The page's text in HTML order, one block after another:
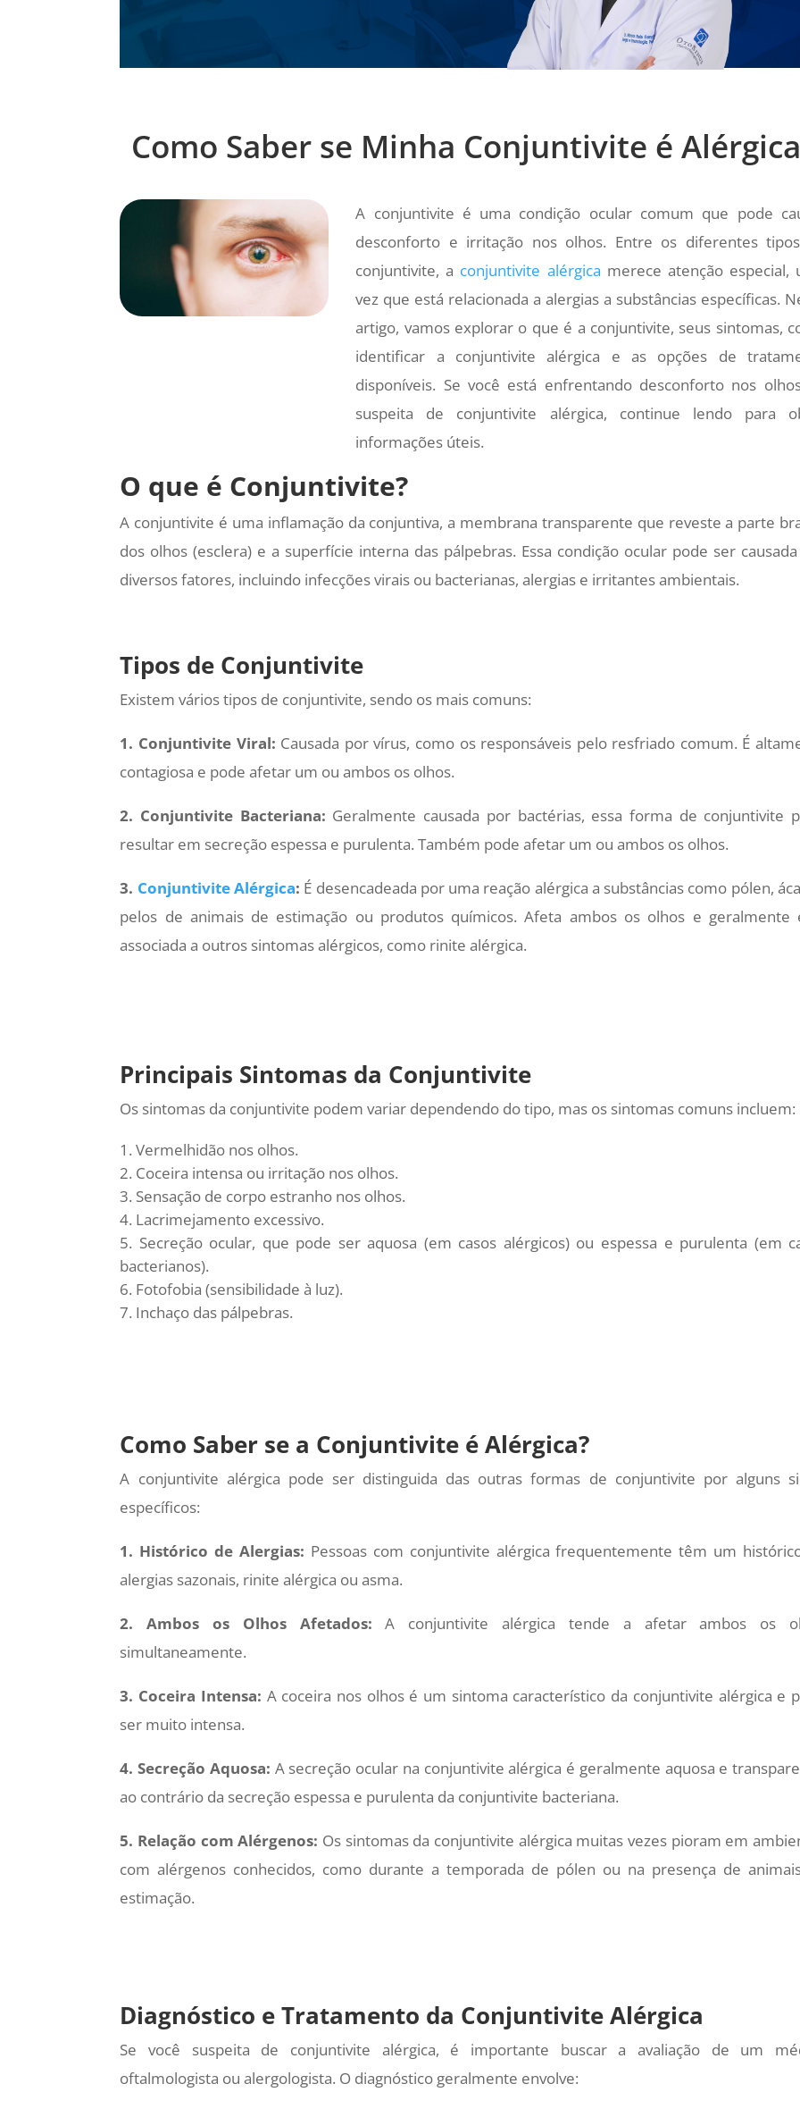
Como Saber se Minha Conjuntivite é
A conjuntivite é uma condição ocular comum que pode
desconforto e irritação nos olhos. Entre os diferentes
conjuntivite, a conjuntivite alérgica merece atenção especial,
vez que está relacionada a alergias a substâncias específicas.
artigo, vamos explorar o que é a conjuntivite, seus sintomas,
identificar a conjuntivite alérgica e as opções de
disponíveis. Se você está enfrentando desconforto nos
suspeita de conjuntivite alérgica, continue lendo para
informações úteis.
O que é Conjuntivite?
A conjuntivite é uma inflamação da conjuntiva, a membrana transparente que reveste a parte
dos olhos (esclera) e a superfície interna das pálpebras. Essa condição ocular pode ser
diversos fatores, incluindo infecções virais ou bacterianas, alergias e irritantes ambientais.
Tipos de Conjuntivite
Existem vários tipos de conjuntivite, sendo os mais comuns:
1. Conjuntivite Viral: Causada por vírus, como os responsáveis pelo resfriado comum. É
contagiosa e pode afetar um ou ambos os olhos.
2. Conjuntivite Bacteriana: Geralmente causada por bactérias, essa forma de conjuntivite
resultar em secreção espessa e purulenta. Também pode afetar um ou ambos os olhos.
3. Conjuntivite Alérgica: É desencadeada por uma reação alérgica a substâncias como pólen,
pelos de animais de estimação ou produtos químicos. Afeta ambos os olhos e geralmente
associada a outros sintomas alérgicos, como rinite alérgica.
Principais Sintomas da Conjuntivite
Os sintomas da conjuntivite podem variar dependendo do tipo, mas os sintomas comuns incluem:
Vermelhidão nos olhos.
Coceira intensa ou irritação nos olhos.
Sensação de corpo estranho nos olhos.
Lacrimejamento excessivo.
Secreção ocular, que pode ser aquosa (em casos alérgicos) ou espessa e purulenta (em
bacterianos).
Fotofobia (sensibilidade à luz).
Inchaço das pálpebras.
Como Saber se a Conjuntivite é Alérgica?
A conjuntivite alérgica pode ser distinguida das outras formas de conjuntivite por alguns
específicos:
1. Histórico de Alergias: Pessoas com conjuntivite alérgica frequentemente têm um
alergias sazonais, rinite alérgica ou asma.
2. Ambos os Olhos Afetados: A conjuntivite alérgica tende a afetar ambos os
simultaneamente.
3. Coceira Intensa: A coceira nos olhos é um sintoma característico da conjuntivite alérgica e
ser muito intensa.
4. Secreção Aquosa: A secreção ocular na conjuntivite alérgica é geralmente aquosa e
ao contrário da secreção espessa e purulenta da conjuntivite bacteriana.
5. Relação com Alérgenos: Os sintomas da conjuntivite alérgica muitas vezes pioram em
com alérgenos conhecidos, como durante a temporada de pólen ou na presença de
estimação.
Diagnóstico e Tratamento da Conjuntivite Alérgica
Se você suspeita de conjuntivite alérgica, é importante buscar a avaliação de um
oftalmologista ou alergologista. O diagnóstico geralmente envolve: